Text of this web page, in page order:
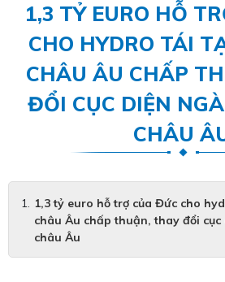
1,3 TỶ EURO HỖ
CHO HYDRO TÁI
CHÂU ÂU CHẤP
ĐỔI CỤC DIỆN
CHÂU
1,3 tỷ euro hỗ trợ của Đức cho
châu Âu chấp thuận, thay đổi
châu Âu